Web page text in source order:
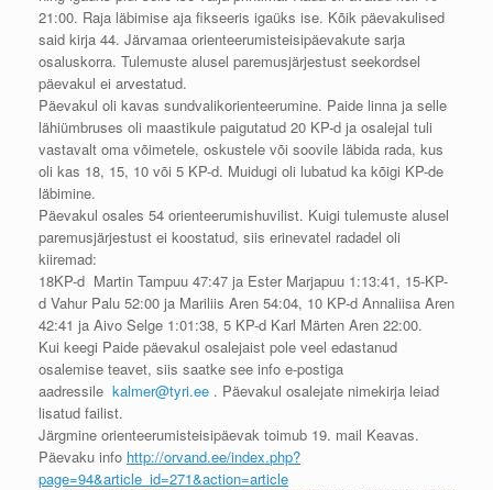
21:00. Raja läbimise aja fikseeris igaüks ise. Kõik päevakulised
said kirja 44. Järvamaa orienteerumisteisipäevakute sarja
osaluskorra. Tulemuste alusel paremusjärjestust seekordsel
päevakul ei arvestatud.
Päevakul oli kavas sundvalikorienteerumine. Paide linna ja selle
lähiümbruses oli maastikule paigutatud 20 KP-d ja osalejal tuli
vastavalt oma võimetele, oskustele või soovile läbida rada, kus
oli kas 18, 15, 10 või 5 KP-d. Muidugi oli lubatud ka kõigi KP-de
läbimine.
Päevakul osales 54 orienteerumishuvilist. Kuigi tulemuste alusel
paremusjärjestust ei koostatud, siis erinevatel radadel oli
kiiremad:
18KP-d Martin Tampuu 47:47 ja Ester Marjapuu 1:13:41, 15-KP-
d Vahur Palu 52:00 ja Mariliis Aren 54:04, 10 KP-d Annaliisa Aren
42:41 ja Aivo Selge 1:01:38, 5 KP-d Karl Märten Aren 22:00.
Kui keegi Paide päevakul osalejaist pole veel edastanud
osalemise teavet, siis saatke see info e-postiga
aadressile kalmer@tyri.ee . Päevakul osalejate nimekirja leiad
lisatud failist.
Järgmine orienteerumisteisipäevak toimub 19. mail Keavas.
Päevaku info http://orvand.ee/index.php?
page=94&article_id=271&action=article